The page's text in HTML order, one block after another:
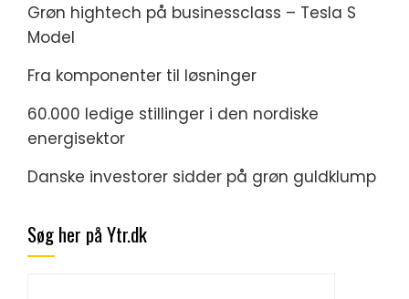
Grøn hightech på businessclass – Tesla S
Model
Fra komponenter til løsninger
60.000 ledige stillinger i den nordiske
energisektor
Danske investorer sidder på grøn guldklump
Søg her på Ytr.dk